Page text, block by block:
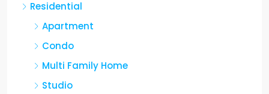
Residential
Apartment
Condo
Multi Family Home
Studio